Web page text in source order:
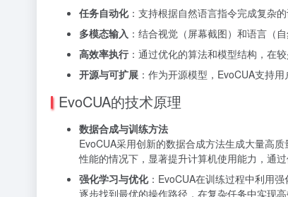
任务自动化：支持根据自然语言指令完成复杂
多模态输入 ：结合视觉（屏幕截图）和语言（
高效率执行 ：通过优化的算法和模型结构，在
开源与可扩展 ：作为开源模型，EvoCUA支持
EvoCUA的技术原理
数据合成与训练方法
EvoCUA采用创新的数据合成方法生成大量高
性能的情况下，显著提升计算机使用能力，通
强化学习与优化：EvoCUA在训练过程中利用
逐步找到最优的操作路径，在复杂任务中实现高